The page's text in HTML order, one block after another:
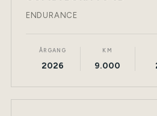
ENDURANCE
ÅRGANG
2026
KM
9.000